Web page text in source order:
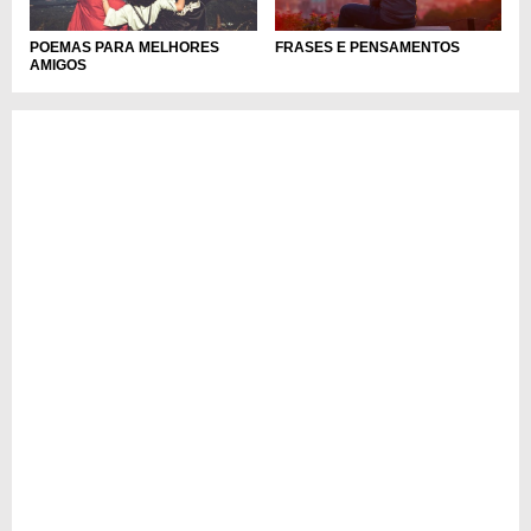
POEMAS PARA MELHORES
AMIGOS
FRASES E PENSAMENTOS